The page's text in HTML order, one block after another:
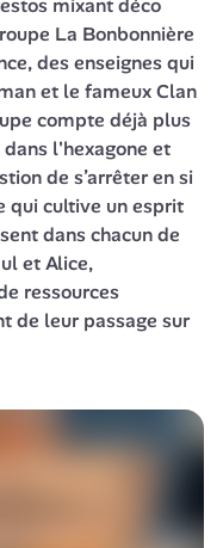
mixant déco
La Bonbonnière
des enseignes qui
et le fameux Clan
compte déjà plus
l'hexagone et
de s’arrêter en si
qui cultive un esprit
dans chacun de
et Alice,
ressources
de leur passage sur